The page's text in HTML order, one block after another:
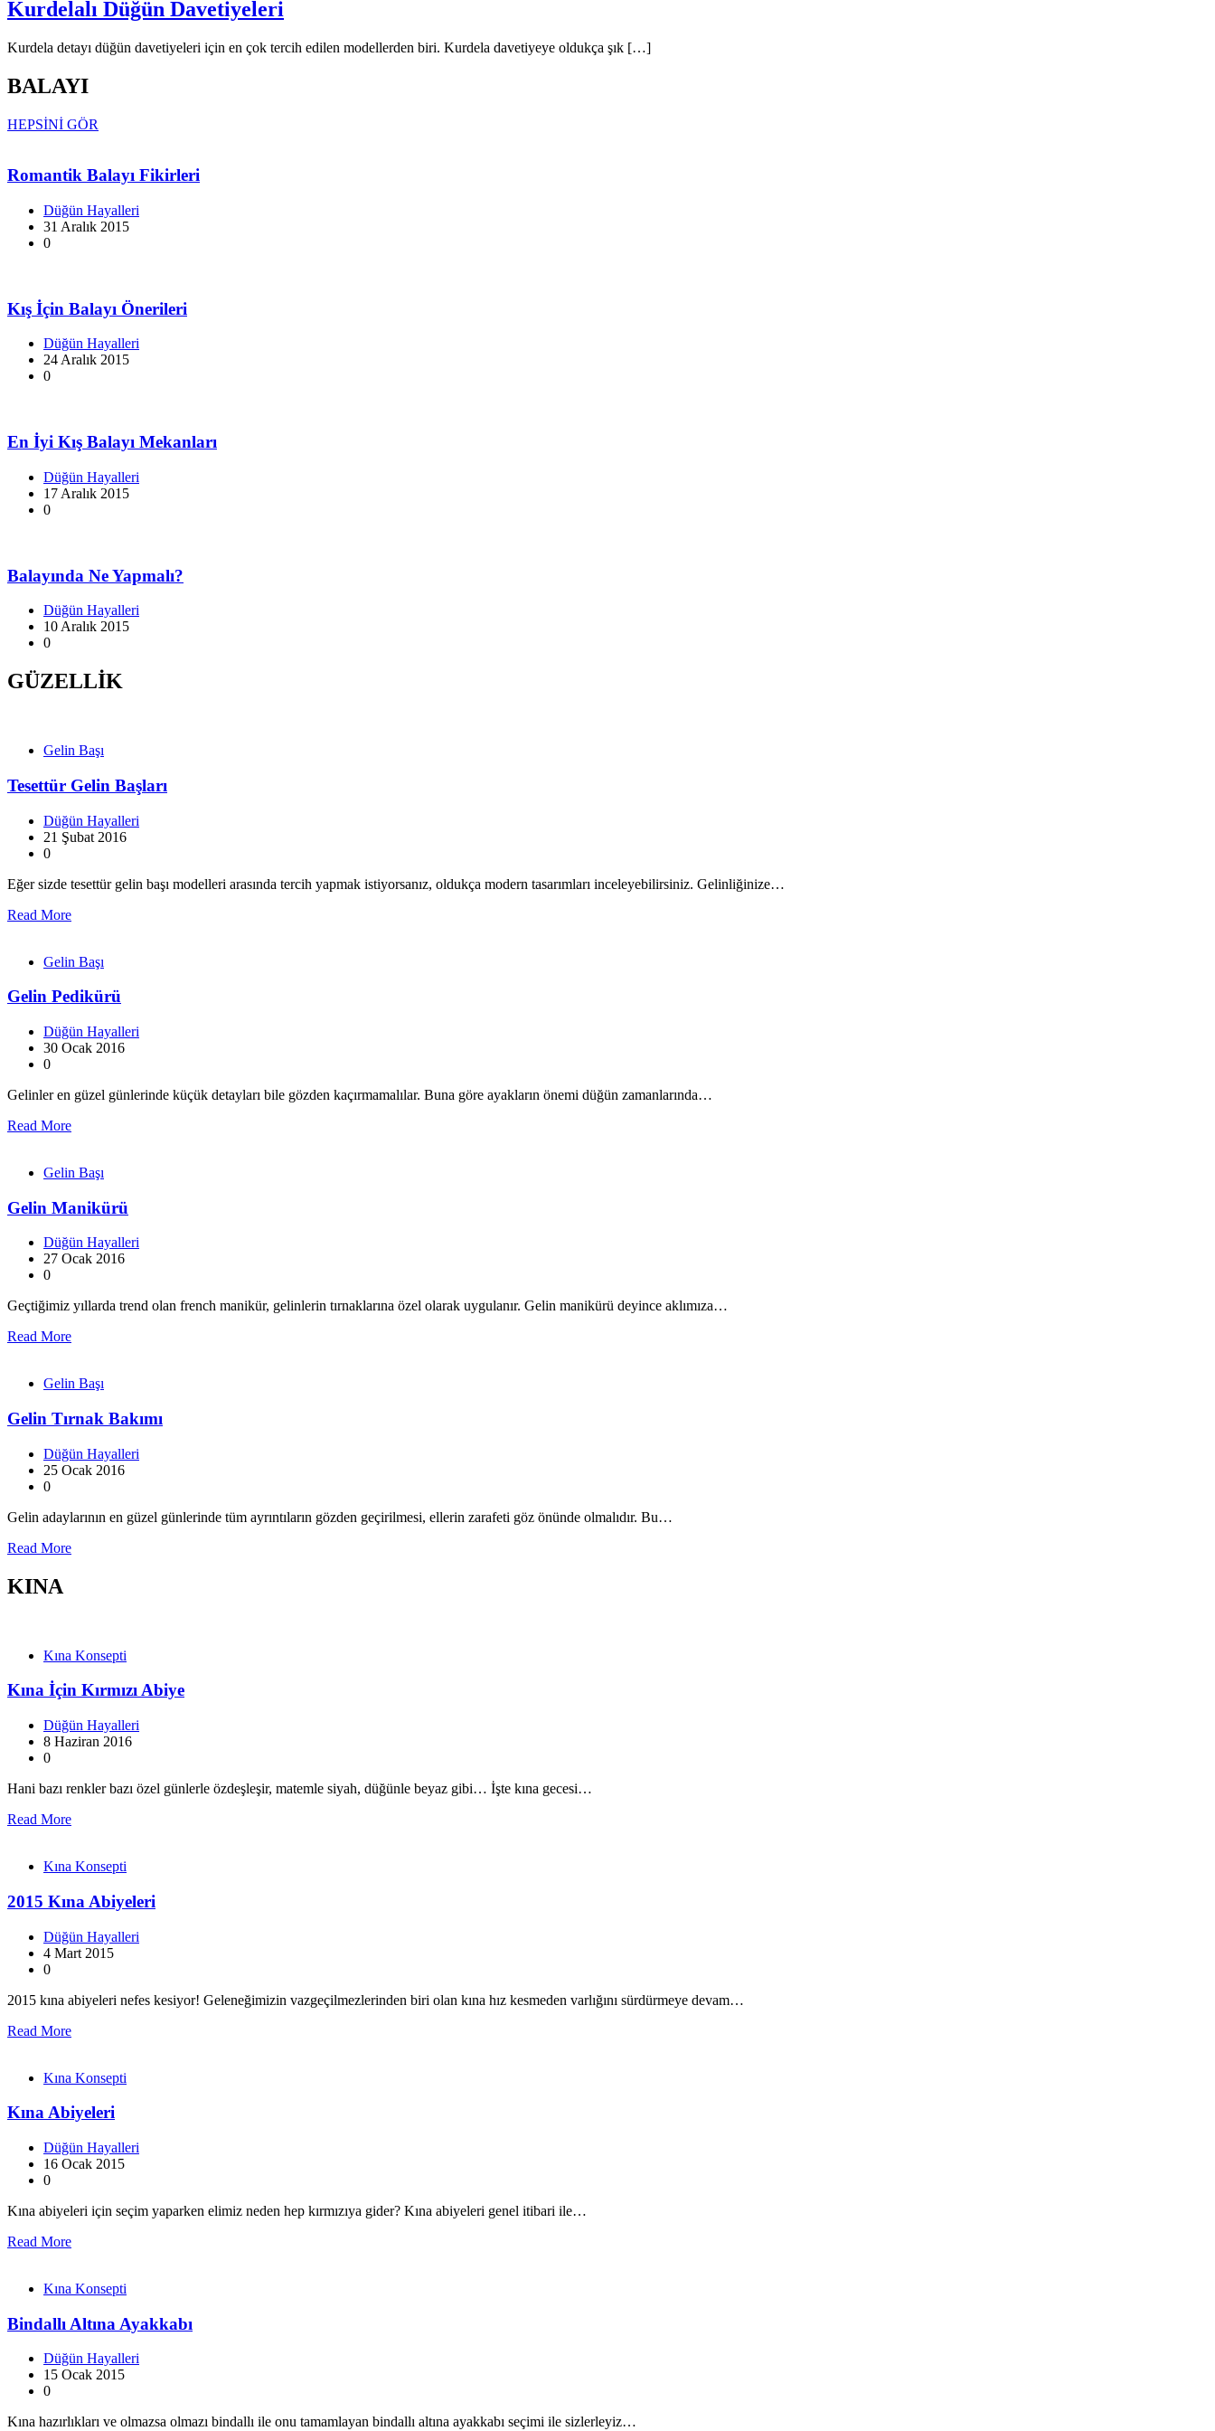
Kurdelalı Düğün Davetiyeleri
Kurdela detayı düğün davetiyeleri için en çok tercih edilen modellerden biri. Kurdela davetiyeye oldukça şık […]
BALAYI
HEPSİNİ GÖR
Romantik Balayı Fikirleri
Düğün Hayalleri
31 Aralık 2015
0
Kış İçin Balayı Önerileri
Düğün Hayalleri
24 Aralık 2015
0
En İyi Kış Balayı Mekanları
Düğün Hayalleri
17 Aralık 2015
0
Balayında Ne Yapmalı?
Düğün Hayalleri
10 Aralık 2015
0
GÜZELLİK
Gelin Başı
Tesettür Gelin Başları
Düğün Hayalleri
21 Şubat 2016
0
Eğer sizde tesettür gelin başı modelleri arasında tercih yapmak istiyorsanız, oldukça modern tasarımları inceleyebilirsiniz. Gelinliğinize…
Read More
Gelin Başı
Gelin Pedikürü
Düğün Hayalleri
30 Ocak 2016
0
Gelinler en güzel günlerinde küçük detayları bile gözden kaçırmamalılar. Buna göre ayakların önemi düğün zamanlarında…
Read More
Gelin Başı
Gelin Manikürü
Düğün Hayalleri
27 Ocak 2016
0
Geçtiğimiz yıllarda trend olan french manikür, gelinlerin tırnaklarına özel olarak uygulanır. Gelin manikürü deyince aklımıza…
Read More
Gelin Başı
Gelin Tırnak Bakımı
Düğün Hayalleri
25 Ocak 2016
0
Gelin adaylarının en güzel günlerinde tüm ayrıntıların gözden geçirilmesi, ellerin zarafeti göz önünde olmalıdır. Bu…
Read More
KINA
Kına Konsepti
Kına İçin Kırmızı Abiye
Düğün Hayalleri
8 Haziran 2016
0
Hani bazı renkler bazı özel günlerle özdeşleşir, matemle siyah, düğünle beyaz gibi… İşte kına gecesi…
Read More
Kına Konsepti
2015 Kına Abiyeleri
Düğün Hayalleri
4 Mart 2015
0
2015 kına abiyeleri nefes kesiyor! Geleneğimizin vazgeçilmezlerinden biri olan kına hız kesmeden varlığını sürdürmeye devam…
Read More
Kına Konsepti
Kına Abiyeleri
Düğün Hayalleri
16 Ocak 2015
0
Kına abiyeleri için seçim yaparken elimiz neden hep kırmızıya gider? Kına abiyeleri genel itibari ile…
Read More
Kına Konsepti
Bindallı Altına Ayakkabı
Düğün Hayalleri
15 Ocak 2015
0
Kına hazırlıkları ve olmazsa olmazı bindallı ile onu tamamlayan bindallı altına ayakkabı seçimi ile sizlerleyiz…